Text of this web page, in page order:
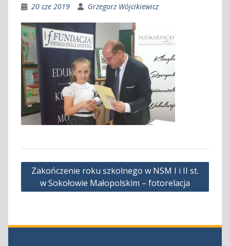
20 cze 2019 Grzegorz Wójcikiewicz
Nawigacja
wpisu
Zakończenie roku szkolnego w NSM I i II st.
w Sokołowie Małopolskim – fotorelacja